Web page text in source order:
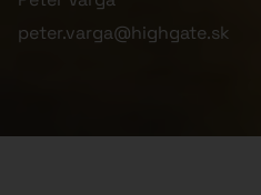
peter.varga@highgate.sk